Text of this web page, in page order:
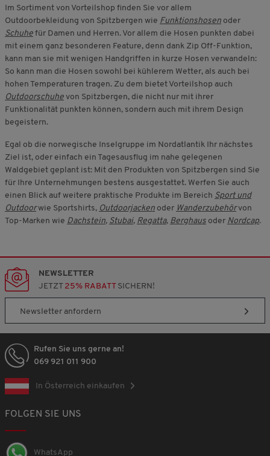
Im Sortiment von Vorteilshop finden Sie vor allem
Outdoorbekleidung von Spitzbergen wie Funktionshosen oder
Schuhe für Damen und Herren. Vor allem die Hosen punkten dabei
mit einem ganz besonderen Feature, denn dank Zip Off-Funktion,
kann man sie mit wenigen Handgriffen in kurze Hosen verwandeln:
So kann man die Hosen sowohl bei kühlerem Wetter, als auch bei
hohen Temperaturen tragen. Zu dem bietet Vorteilshop auch
Outdoorschuhe von Spitzbergen, die nicht nur mit ihrer
Funktionalität punkten können, sondern auch mit ihrem Design
begeistern.
Egal ob die norwegische Inselgruppe im Nordatlantik Ihr nächstes
Ziel ist, oder einfach ein Tagesausflug im nahe gelegenen
Waldgebiet geplant ist: Mit den Produkten von Spitzbergen sind Sie
für Ihre Unternehmungen bestens ausgestattet. Werfen Sie auch
einen Blick auf weitere praktische Produkte im Bereich Sport und
Outdoorwie Sportshirts, Outdoorjacken oder Wanderzubehörvon
Top-Marken wie Dachstein, Stubai, Regatta, Berghaus oder Nordcap.
NEWSLETTER
JETZT 25% RABATTSICHERN!
Newsletter anfordern
Rufen Sie uns gerne an!
069 921 011 900
In Österreich einkaufen
FOLGEN SIE UNS
WhatsApp